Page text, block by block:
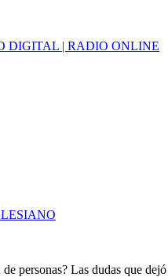
DIGITAL | RADIO ONLINE
personas? Las dudas que